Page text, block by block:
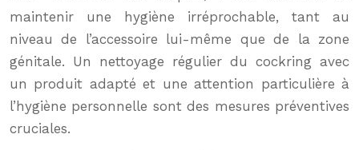
maintenir une hygiène irréprochable, tant au
niveau de l’accessoire lui-même que de la zone
génitale. Un nettoyage régulier du cockring avec
un produit adapté et une attention particulière à
l’hygiène personnelle sont des mesures préventives
cruciales.